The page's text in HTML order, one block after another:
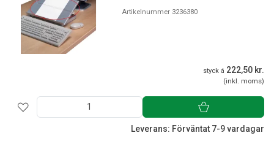
Artikelnummer 3236380
styck á 222,50 kr.
(inkl. moms)
Leverans: Förväntat 7-9 vardagar